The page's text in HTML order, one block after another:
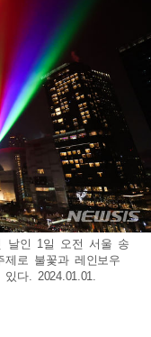
날인 1일 오전 서울 송
제로 불꽃과 레인보우
다. 2024.01.01.